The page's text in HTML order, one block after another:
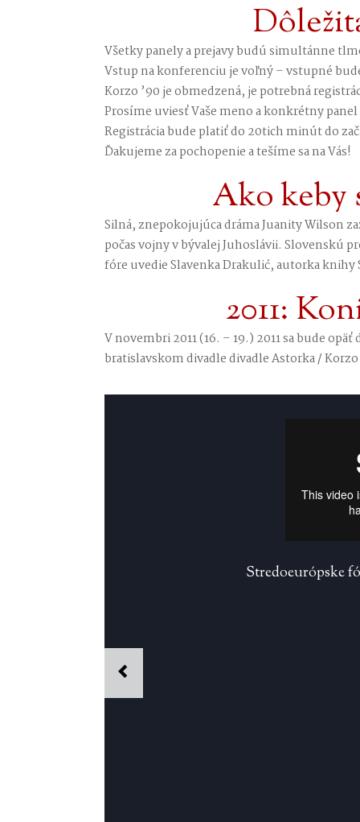
Všetky panely a prejavy budú simultánne
Vstup na konferenciu je voľný – vstupné
Korzo ’90 je obmedzená, je potrebná
Prosíme uviesť Vaše meno a konkrétny
Registrácia bude platiť do 20tich minút do
Ďakujeme za pochopenie a tešíme sa na Vás!
Ako keby
Silná, znepokojujúca dráma Juanity Wilson
počas vojny v bývalej Juhoslávii. Slovenskú
fóre uvedie Slavenka Drakulić, autorka
2011:
V novembri 2011 (16. – 19.) 2011 sa bude
bratislavskom divadle divadle Astorka /
Stredoeurópske